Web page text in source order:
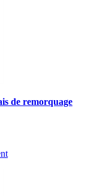
de remorquage